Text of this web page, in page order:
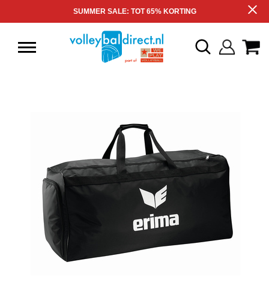
SUMMER SALE: TOT 65% KORTING